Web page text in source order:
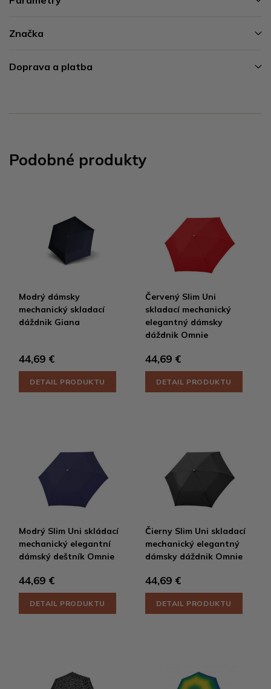
Značka
Doprava a platba
Podobné produkty
Modrý dámsky
mechanický skladací
dáždnik Giana
44,69 €
DETAIL PRODUKTU
Červený Slim Uni
skladací mechanický
elegantný dámsky
dáždnik Omnie
44,69 €
DETAIL PRODUKTU
Modrý Slim Uni skládací
mechanický elegantní
dámský deštník Omnie
44,69 €
DETAIL PRODUKTU
Čierny Slim Uni skladací
mechanický elegantný
dámsky dáždnik Omnie
44,69 €
DETAIL PRODUKTU